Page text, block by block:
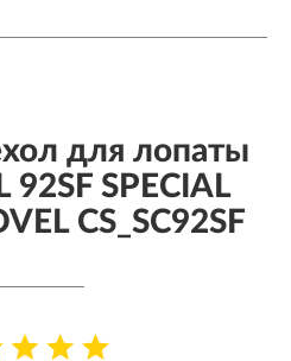
для лопаты
92SF SPECIAL
CS_SC92SF